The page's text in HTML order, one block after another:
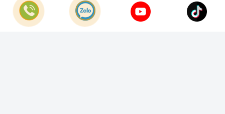
© Bản quyền thuộc vềCông Ty TNHH Home Best Việt Nam
Cung cấp bởi
Sapo